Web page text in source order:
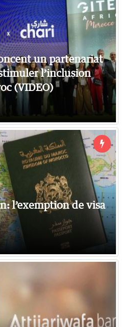
un partenariat
l’inclusion
(VIDEO)
l’exemption de visa